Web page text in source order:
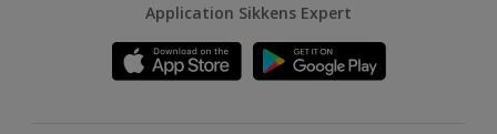
Application Sikkens Expert